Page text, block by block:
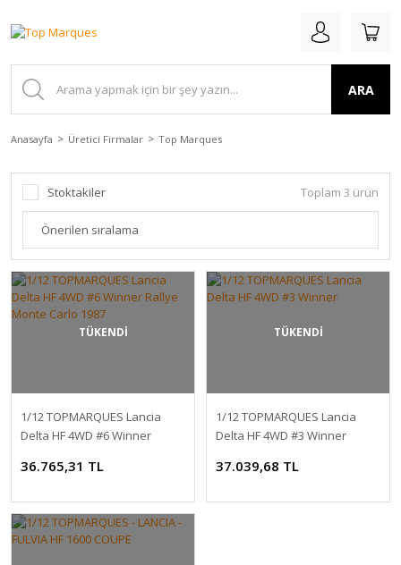
ARA
Anasayfa Üretici Firmalar Top Marques
Stoktakiler Toplam 3 ürün
TÜKENDİ
1/12 TOPMARQUES Lancia
Delta HF 4WD #6 Winner
36.765,31 TL
TÜKENDİ
1/12 TOPMARQUES Lancia
Delta HF 4WD #3 Winner
37.039,68 TL